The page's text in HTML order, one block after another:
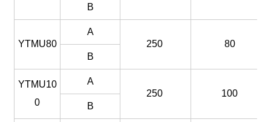
B
YTMU80
A
250
80
B
YTMU10
0
A
250
100
B